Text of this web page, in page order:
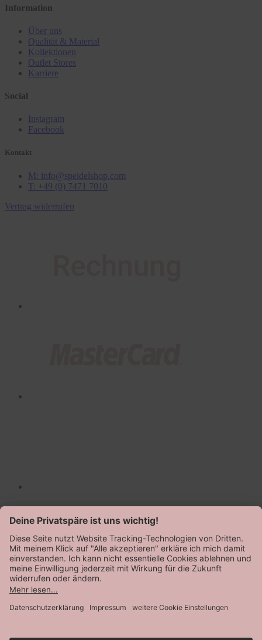
Information
Über uns
Qualität & Material
Kollektionen
Outlet Stores
Karriere
Social
Instagram
Facebook
Kontakt
M: info@speidelshop.com
T: +49 (0) 7471 7010
Vertrag widerrufen
AGB
Datenschutz